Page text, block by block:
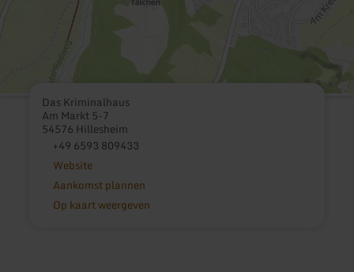
Das Kriminalhaus
Am Markt 5-7
54576 Hillesheim
+49 6593 809433
Website
Aankomst plannen
Op kaart weergeven